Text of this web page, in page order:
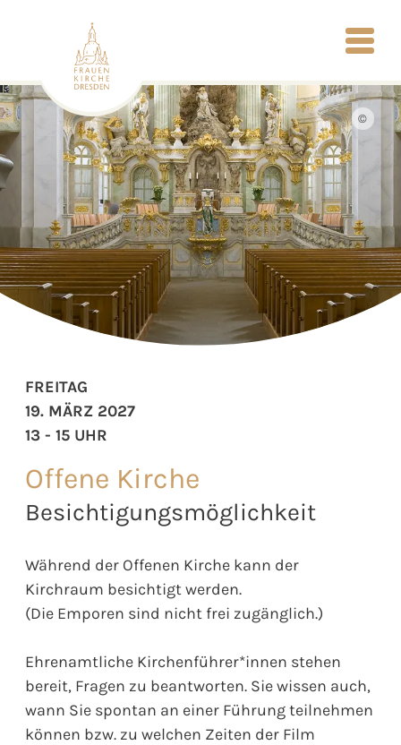
©
Offene Kirche
Besichtigungsmöglichkeit
Während der Offenen Kirche kann der
Kirchraum besichtigt werden.
(Die Emporen sind nicht frei zugänglich.)
Ehrenamtliche Kirchenführer*innen stehen
bereit, Fragen zu beantworten. Sie wissen auch,
wann Sie spontan an einer Führung teilnehmen
können bzw. zu welchen Zeiten der Film
FREITAG
19. MÄRZ 2027
13 - 15 UHR